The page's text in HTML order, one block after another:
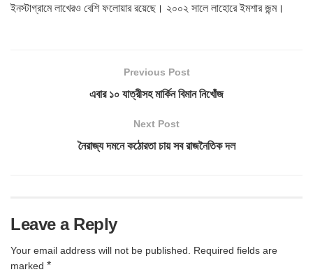
ইনস্টাগ্রামে লাখেরও বেশি ফলোয়ার রয়েছে। ২০০২ সালে লাহোরে ইমশার জন্ম।
Previous Post
এবার ১০ যাত্রীসহ মার্কিন বিমান নিখোঁজ
Next Post
নৈরাজ্য দমনে কঠোরতা চায় সব রাজনৈতিক দল
Leave a Reply
Your email address will not be published.
Required fields are
marked *